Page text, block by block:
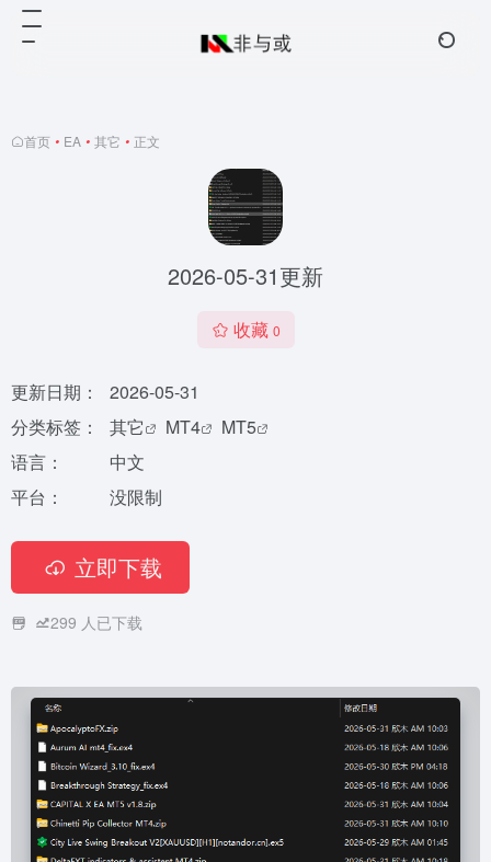
首页 • EA • 其它 • 正文
2026-05-31更新
收藏 0
更新日期：
2026-05-31
分类标签：
其它 MT4
MT5
语言：
中文
平台：
没限制
立即下载
299 人已下载